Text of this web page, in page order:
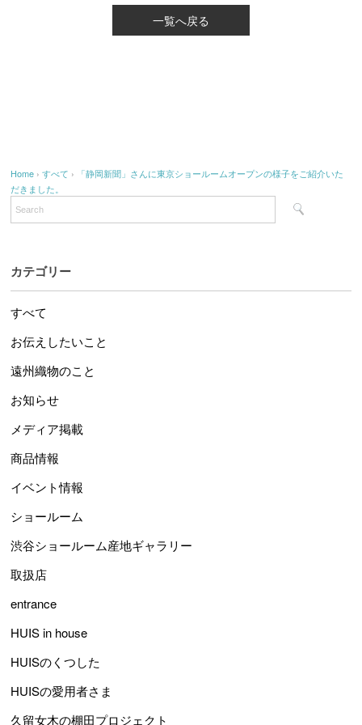
一覧へ戻る
Home ›すべて ›
「静岡新聞」さんに東京ショールームオープンの様子をご紹介いた
だきました。
カテゴリー
すべて
お伝えしたいこと
遠州織物のこと
お知らせ
メディア掲載
商品情報
イベント情報
ショールーム
渋谷ショールーム産地ギャラリー
取扱店
entrance
HUIS in house
HUISのくつした
HUISの愛用者さま
久留女木の棚田プロジェクト